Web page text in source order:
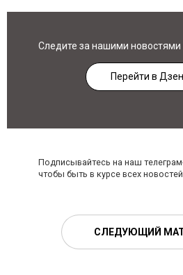
Следите за нашими
Перейти в Дзен
Подписывайтесь на наш
чтобы быть в курсе всех
СЛЕДУЮЩИЙ